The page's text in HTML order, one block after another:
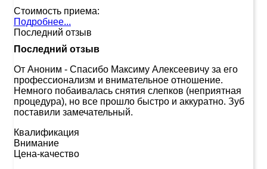
Стоимость приема:
Подробнее...
Последний отзыв
Последний отзыв
От Аноним - Спасибо Максиму Алексеевичу за его
профессионализм и внимательное отношение.
Немного побаивалась снятия слепков (неприятная
процедура), но все прошло быстро и аккуратно. Зуб
поставили замечательный.
Квалификация
Внимание
Цена-качество